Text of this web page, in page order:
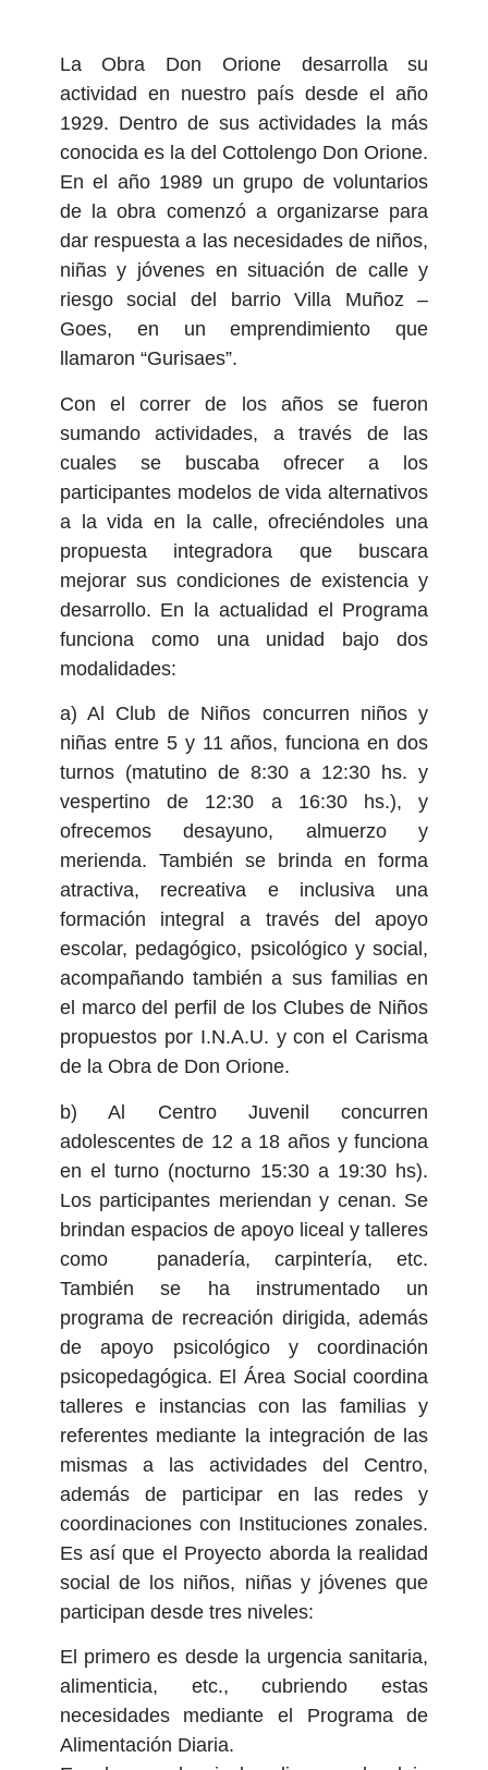
La Obra Don Orione desarrolla su
actividad en nuestro país desde el año
1929. Dentro de sus actividades la más
conocida es la del Cottolengo Don Orione.
En el año 1989 un grupo de voluntarios
de la obra comenzó a organizarse para
dar respuesta a las necesidades de niños,
niñas y jóvenes en situación de calle y
riesgo social del barrio Villa Muñoz –
Goes, en un emprendimiento que
llamaron “Gurisaes”.
Con el correr de los años se fueron
sumando actividades, a través de las
cuales se buscaba ofrecer a los
participantes modelos de vida alternativos
a la vida en la calle, ofreciéndoles una
propuesta integradora que buscara
mejorar sus condiciones de existencia y
desarrollo. En la actualidad el Programa
funciona como una unidad bajo dos
modalidades:
a) Al Club de Niños concurren niños y
niñas entre 5 y 11 años, funciona en dos
turnos (matutino de 8:30 a 12:30 hs. y
vespertino de 12:30 a 16:30 hs.), y
ofrecemos desayuno, almuerzo y
merienda. También se brinda en forma
atractiva, recreativa e inclusiva una
formación integral a través del apoyo
escolar, pedagógico, psicológico y social,
acompañando también a sus familias en
el marco del perfil de los Clubes de Niños
propuestos por I.N.A.U. y con el Carisma
de la Obra de Don Orione.
b) Al Centro Juvenil concurren
adolescentes de 12 a 18 años y funciona
en el turno (nocturno 15:30 a 19:30 hs).
Los participantes meriendan y cenan. Se
brindan espacios de apoyo liceal y talleres
como panadería, carpintería, etc.
También se ha instrumentado un
programa de recreación dirigida, además
de apoyo psicológico y coordinación
psicopedagógica. El Área Social coordina
talleres e instancias con las familias y
referentes mediante la integración de las
mismas a las actividades del Centro,
además de participar en las redes y
coordinaciones con Instituciones zonales.
Es así que el Proyecto aborda la realidad
social de los niños, niñas y jóvenes que
participan desde tres niveles:
El primero es desde la urgencia sanitaria,
alimenticia, etc., cubriendo estas
necesidades mediante el Programa de
Alimentación Diaria.